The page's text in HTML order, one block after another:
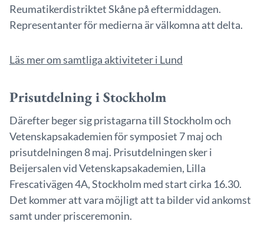
Reumatikerdistriktet Skåne på eftermiddagen.
Representanter för medierna är välkomna att delta.
Läs mer om samtliga aktiviteter i Lund
Prisutdelning i Stockholm
Därefter beger sig pristagarna till Stockholm och
Vetenskapsakademien för symposiet 7 maj och
prisutdelningen 8 maj. Prisutdelningen sker i
Beijersalen vid Vetenskapsakademien, Lilla
Frescativägen 4A, Stockholm med start cirka 16.30.
Det kommer att vara möjligt att ta bilder vid ankomst
samt under prisceremonin.